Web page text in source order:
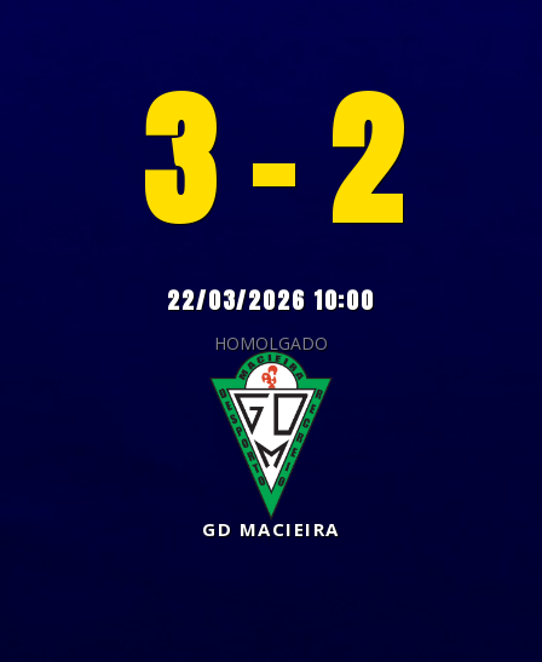
3 - 2
22/03/2026 10:00
HOMOLGADO
GD MACIEIRA